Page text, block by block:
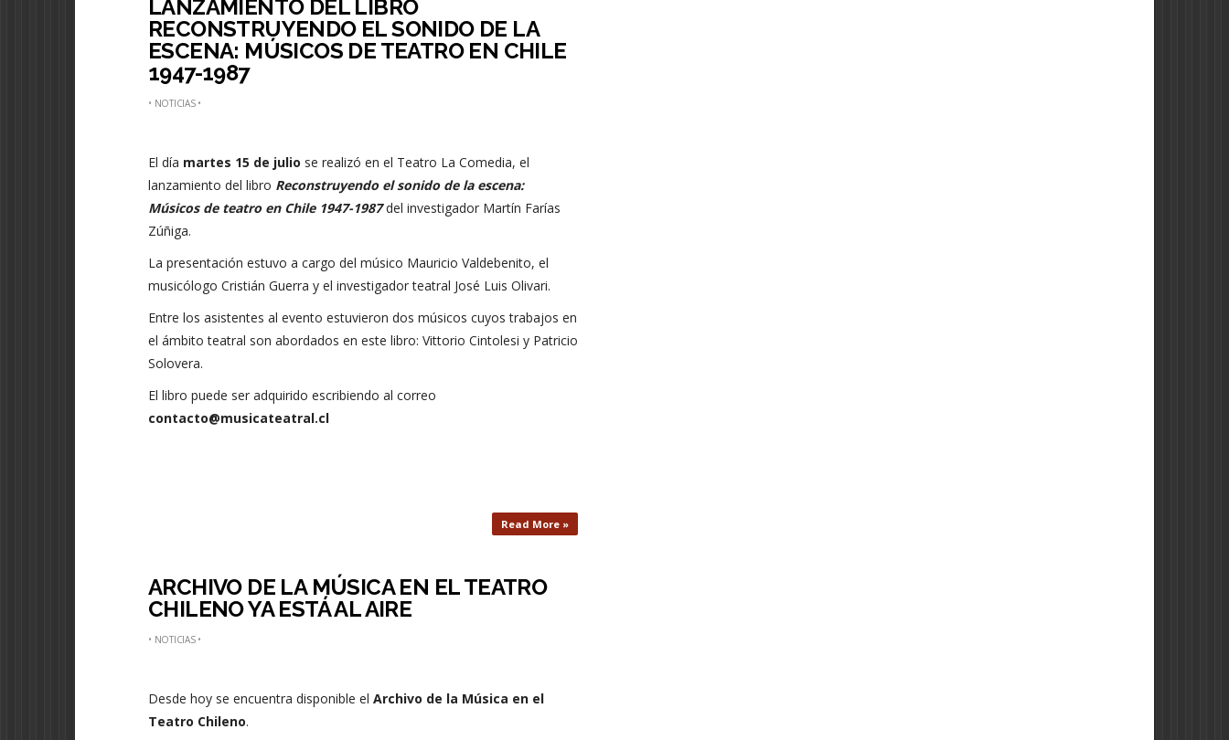
LANZAMIENTO DEL LIBRO
RECONSTRUYENDO EL SONIDO DE LA
ESCENA: MÚSICOS DE TEATRO EN CHILE
1947-1987
• NOTICIAS•
El día martes 15 de julio se realizó en el Teatro La Comedia, el
lanzamiento del libro Reconstruyendo el sonido de la escena:
Músicos de teatro en Chile 1947-1987del investigador Martín Farías
Zúñiga.
La presentación estuvo a cargo del músico Mauricio Valdebenito, el
musicólogo Cristián Guerra y el investigador teatral José Luis Olivari.
Entre los asistentes al evento estuvieron dos músicos cuyos trabajos en
el ámbito teatral son abordados en este libro: Vittorio Cintolesi y Patricio
Solovera.
El libro puede ser adquirido escribiendo al correo
contacto@musicateatral.cl
Read More »
ARCHIVO DE LA MÚSICA EN EL TEATRO
CHILENO YA ESTÁ AL AIRE
• NOTICIAS•
Desde hoy se encuentra disponible el Archivo de la Música en el
Teatro Chileno.